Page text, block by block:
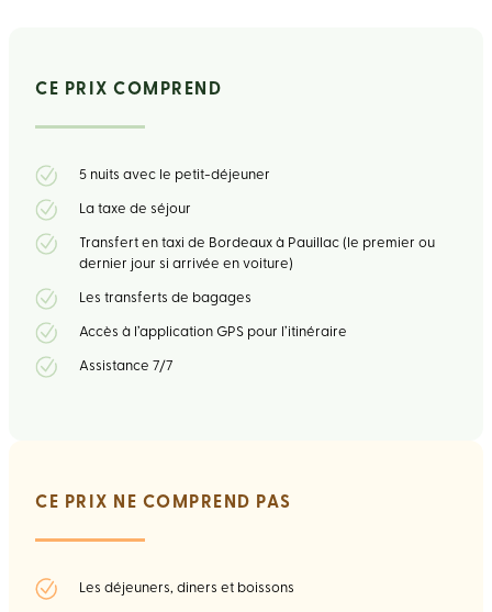
CE PRIX COMPREND
5 nuits avec le petit-déjeuner
La taxe de séjour
Transfert en taxi de Bordeaux à Pauillac (le premier ou
dernier jour si arrivée en voiture)
Les transferts de bagages
Accès à l’application GPS pour l’itinéraire
Assistance 7/7
CE PRIX NE COMPREND PAS
Les déjeuners, diners et boissons